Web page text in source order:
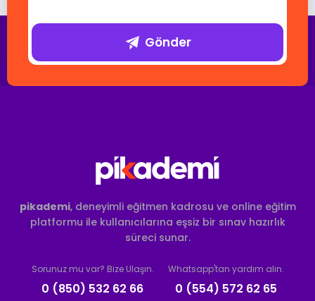
Gönder
pikademi, deneyimli eğitmen kadrosu ve online eğitim
platformu ile kullanıcılarına eşsiz bir sınav hazırlık
süreci sunar.
Sorunuz mu var? Bize Ulaşın.
0 (850) 532 62 66
Whatsapp'tan yardım alın.
0 (554) 572 62 65